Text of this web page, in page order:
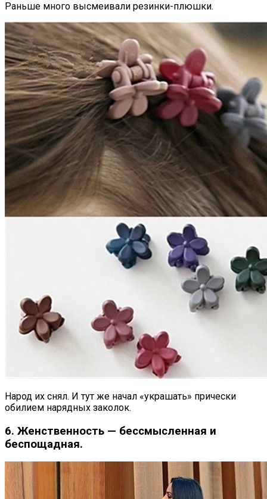
Раньше много высмеивали резинки-плюшки.
Народ их снял. И тут же начал «украшать» прически
обилием нарядных заколок.
6. Женственность — бессмысленная и
беспощадная.